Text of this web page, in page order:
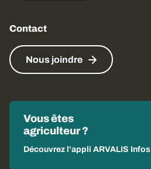
Contact
Nous joindre
Vous êtes
agriculteur ?
Découvrez l'appli ARVALIS Infos